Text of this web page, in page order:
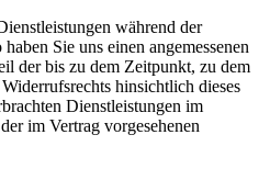
während der
Sie uns einen angemessenen
der bis zu dem Zeitpunkt, zu dem
hinsichtlich dieses
Dienstleistungen im
im Vertrag vorgesehenen